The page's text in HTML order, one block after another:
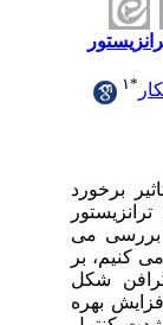
* ۱
برخورد
بررسی می
بر
شکل
بهره